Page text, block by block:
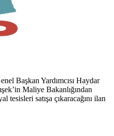
Başkan Yardımcısı Haydar
Maliye Bakanlığından
tesisleri satışa çıkaracağını ilan